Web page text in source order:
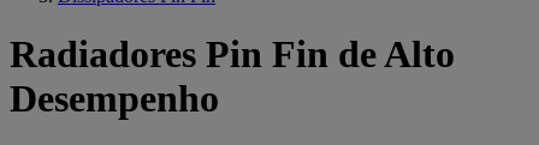
Radiadores Pin Fin de Alto
Desempenho